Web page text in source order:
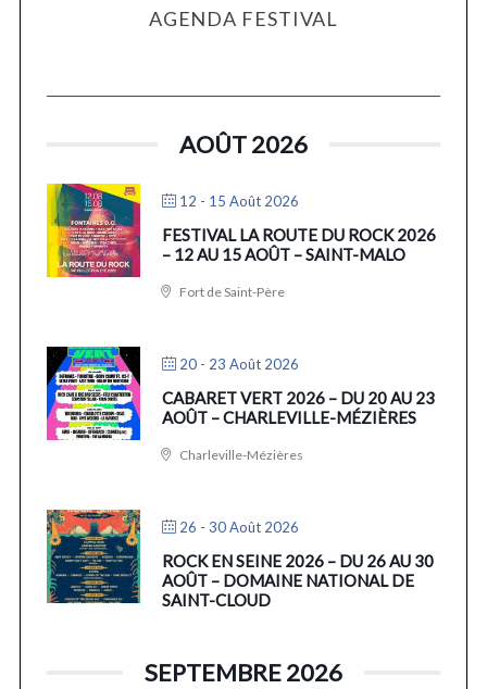
AGENDA FESTIVAL
AOÛT 2026
12 - 15 Août 2026
FESTIVAL LA ROUTE DU ROCK 2026
– 12 AU 15 AOÛT – SAINT-MALO
Fort de Saint-Père
20 - 23 Août 2026
CABARET VERT 2026 – DU 20 AU 23
AOÛT – CHARLEVILLE-MÉZIÈRES
Charleville-Mézières
26 - 30 Août 2026
ROCK EN SEINE 2026 – DU 26 AU 30
AOÛT – DOMAINE NATIONAL DE
SAINT-CLOUD
SEPTEMBRE 2026